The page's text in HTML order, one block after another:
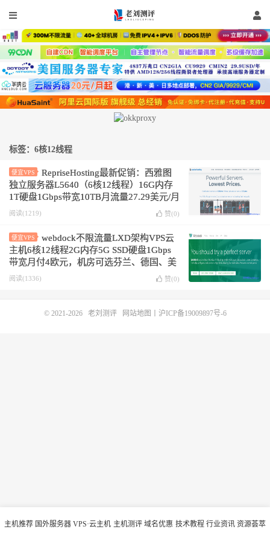
标签：6核12线程
便宜VPS
RepriseHosting最新促销：西雅图
独立服务器L5640（6核12线程）16G内存
1T硬盘1Gbps带宽10TB月流量27.29美元/月
附7折优惠码及测试IP
阅读(1219) 赞(0)
便宜VPS
webdock不限流量LXD架构VPS云
主机6核12线程2G内存5G SSD硬盘1Gbps
带宽月付4欧元，机房可选芬兰、德国、美
国
阅读(1336) 赞(0)
主机推荐 国外服务器 VPS·云主机 主机测评 域名优惠 技术教程 行业资讯 资源荟萃
© 2021-2026 老刘测评 网站地图 沪ICP备19009897号-6